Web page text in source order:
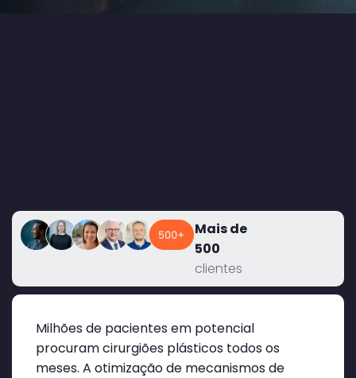
Mais de
500
clientes
Milhões de pacientes em potencial
procuram cirurgiões plásticos todos os
meses. A otimização de mecanismos de